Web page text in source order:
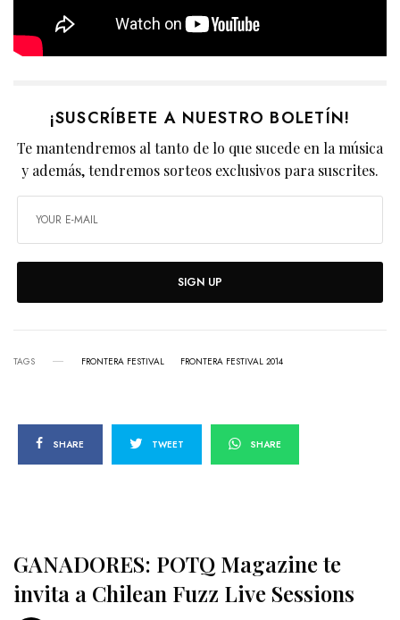
¡SUSCRÍBETE A NUESTRO BOLETÍN!
Te mantendremos al tanto de lo que sucede en la música
y además, tendremos sorteos exclusivos para suscrites.
SIGN UP
TAGS FRONTERA FESTIVAL FRONTERA FESTIVAL 2014
SHARE TWEET SHARE
GANADORES: POTQ Magazine te
invita a Chilean Fuzz Live Sessions